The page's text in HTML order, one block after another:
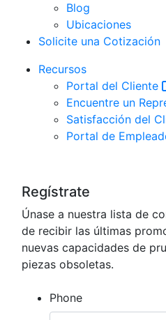
Blog
Ubicaciones
Solicite una Cotización
Recursos
Portal del Cliente
Encuentre un
Satisfacción del
Portal de
Regístrate
Únase a nuestra lista de
de recibir las últimas
nuevas capacidades de
piezas obsoletas.
Phone